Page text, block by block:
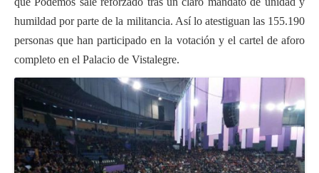
Financiación
Participa con Podemos en Albacete
humildad por parte de la militancia. Así lo atestiguan las 155.190
personas que han participado en la votación y el cartel de aforo
completo en el Palacio de Vistalegre.